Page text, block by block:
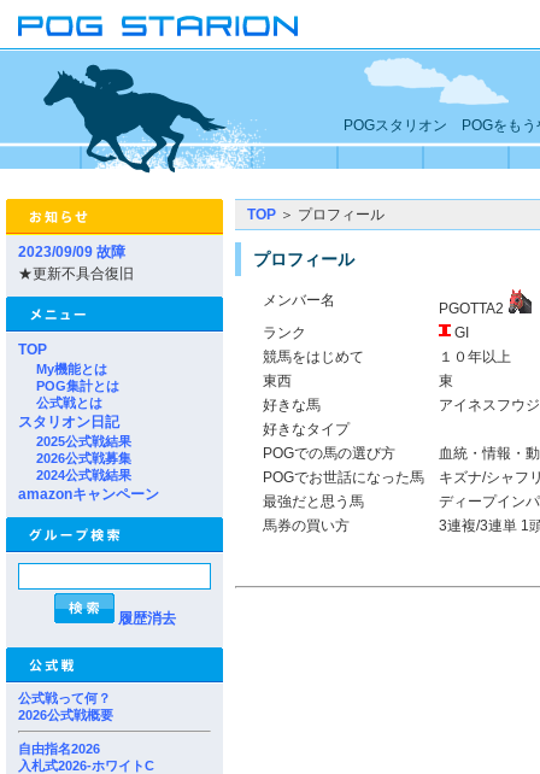
POGスタリオン POGをもう
2023/09/09 故障
★更新不具合復旧
TOP
My機能とは
POG集計とは
公式戦とは
スタリオン日記
2025公式戦結果
2026公式戦募集
2024公式戦結果
amazonキャンペーン
履歴消去
公式戦って何？
2026公式戦概要
自由指名2026
入札式2026-ホワイトC
TOP ＞ プロフィール
プロフィール
メンバー名
PGOTTA2
ランク
GI
競馬をはじめて
１０年以上
東西
東
好きな馬
アイネスフウ
好きなタイプ
POGでの馬の選び方
血統・情報・
POGでお世話になった馬
キズナ/シャフ
最強だと思う馬
ディープイン
馬券の買い方
3連複/3連単 1